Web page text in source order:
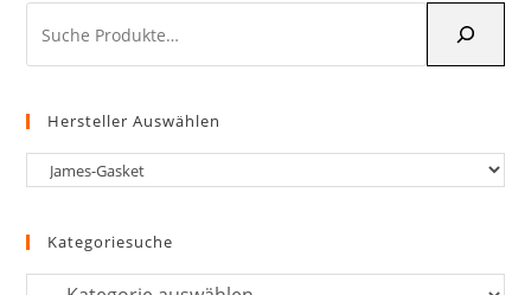
Hersteller Auswählen
Kategoriesuche